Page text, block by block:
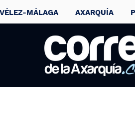
VÉLEZ-MÁLAGA AXARQUÍA